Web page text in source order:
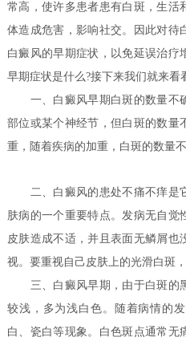
常高，使许多患者患有白斑，生活
体造成危害，影响社交。因此对待
白癜风的早期症状，以免延误治疗
早期症状是什么?接下来我们就来看
一、白癜风早期白斑的数量不
部位或某个神经节，但白斑的数量
重，随着疾病的加重，白斑的数量
二、白癜风的患处不痛不痒是
肤病的一个重要特点。发病无自觉
皮肤造成不适，并且表面无鳞屑也
视。要重视自己皮肤上的光滑白斑
三、白癜风早期，由于白斑的
较浅，多为浅白色。随着病情的
白、瓷白等现象。白色斑点通常无